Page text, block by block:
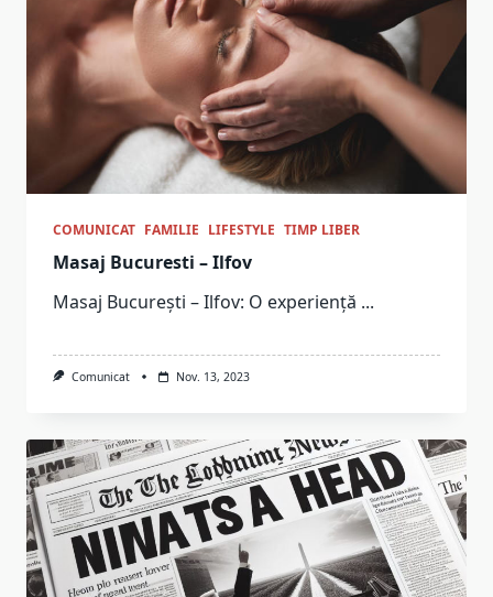
COMUNICAT FAMILIE LIFESTYLE TIMP LIBER
Masaj Bucuresti – Ilfov
Masaj București – Ilfov: O experiență ...
Comunicat Nov. 13, 2023